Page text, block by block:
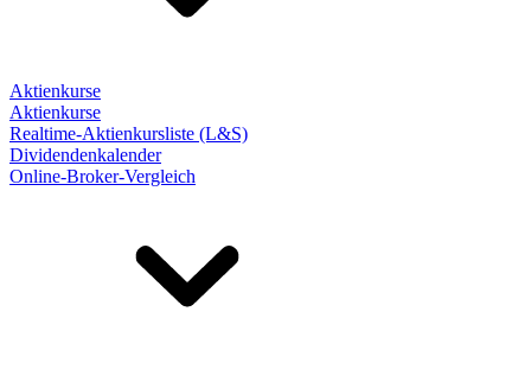
Aktienkurse
Aktienkurse
Realtime-Aktienkursliste (L&S)
Dividendenkalender
Online-Broker-Vergleich